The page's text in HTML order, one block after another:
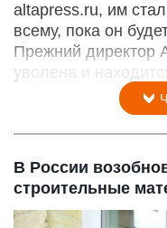
altapress.ru, им
всему, пока он
Прежний директор
уволена и
В России
строительные